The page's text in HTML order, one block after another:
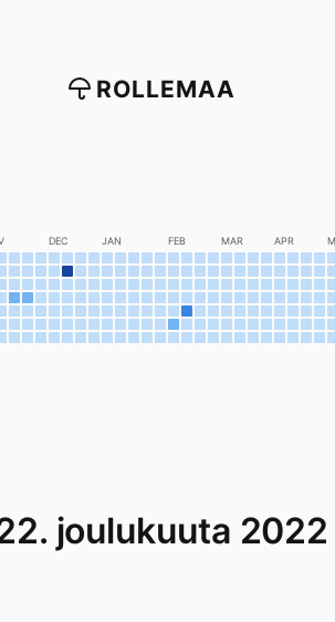
ROLLEMAA
DEC JAN FEB MAR APR
joulukuuta 2022